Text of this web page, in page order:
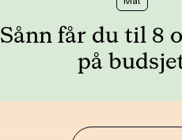
Sånn får du til 8
på